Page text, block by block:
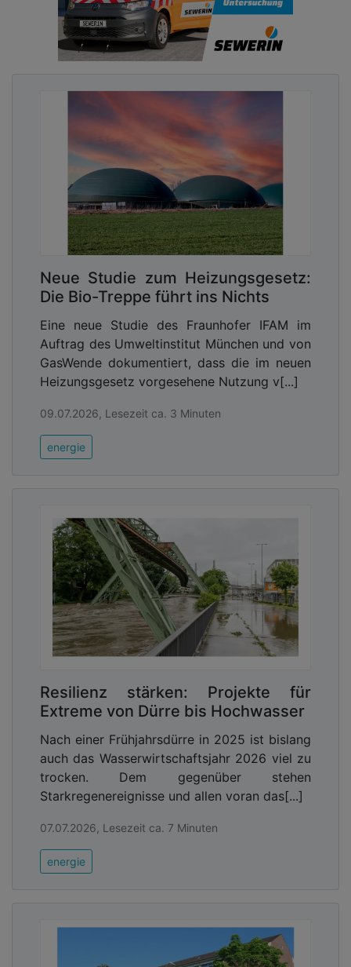
Neue Studie zum Heizungsgesetz:
Die Bio-Treppe führt ins Nichts
Eine neue Studie des Fraunhofer IFAM im
Auftrag des Umweltinstitut München und von
GasWende dokumentiert, dass die im neuen
Heizungsgesetz vorgesehene Nutzung v[...]
09.07.2026, Lesezeit ca. 3 Minuten
energie
Resilienz stärken: Projekte für
Extreme von Dürre bis Hochwasser
Nach einer Frühjahrsdürre in 2025 ist bislang
auch das Wasserwirtschaftsjahr 2026 viel zu
trocken. Dem gegenüber stehen
Starkregenereignisse und allen voran das[...]
07.07.2026, Lesezeit ca. 7 Minuten
energie